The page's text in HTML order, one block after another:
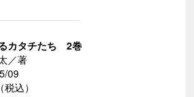
カタチたち 2巻
／著
09
込）